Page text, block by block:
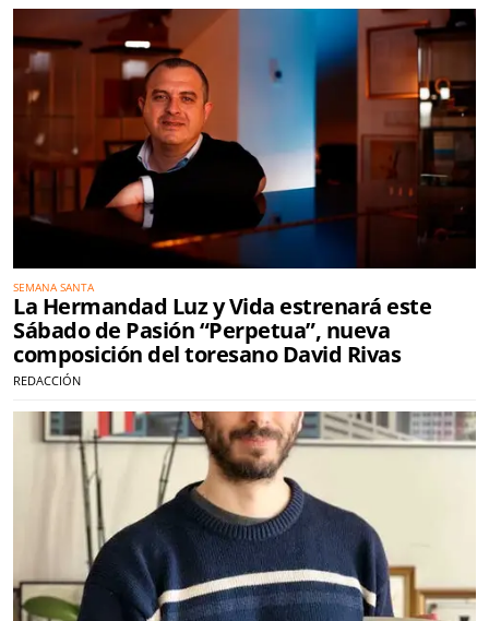
SEMANA SANTA
La Hermandad Luz y Vida estrenará este
Sábado de Pasión “Perpetua”, nueva
composición del toresano David Rivas
REDACCIÓN